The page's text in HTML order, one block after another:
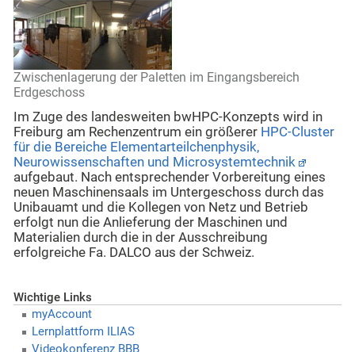
Zwischenlagerung der Paletten im Eingangsbereich
Erdgeschoss
Im Zuge des landesweiten bwHPC-Konzepts wird in
Freiburg am Rechenzentrum ein größerer HPC-Cluster
für die Bereiche Elementarteilchenphysik,
Neurowissenschaften und Microsystemtechnik
aufgebaut. Nach entsprechender Vorbereitung eines
neuen Maschinensaals im Untergeschoss durch das
Unibauamt und die Kollegen von Netz und Betrieb
erfolgt nun die Anlieferung der Maschinen und
Materialien durch die in der Ausschreibung
erfolgreiche Fa. DALCO aus der Schweiz.
Wichtige Links
myAccount
Lernplattform ILIAS
Videokonferenz BBB